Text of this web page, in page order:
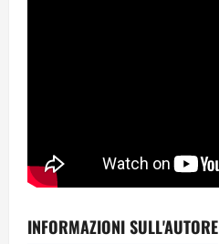
INFORMAZIONI SULL'AUTORE